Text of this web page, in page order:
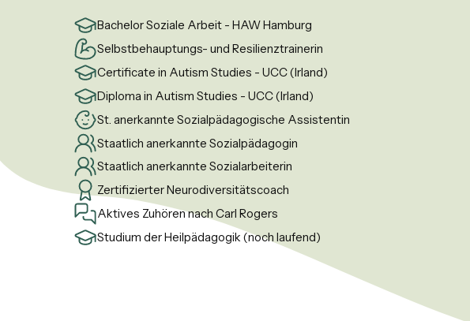
Bachelor Soziale Arbeit - HAW Hamburg
Selbstbehauptungs- und Resilienztrainerin
Certificate in Autism Studies - UCC (Irland)
Diploma in Autism Studies - UCC (Irland)
St. anerkannte Sozialpädagogische Assistentin
Staatlich anerkannte Sozialpädagogin
Staatlich anerkannte Sozialarbeiterin
Zertifizierter Neurodiversitätscoach
Aktives Zuhören nach Carl Rogers
Studium der Heilpädagogik (noch laufend)